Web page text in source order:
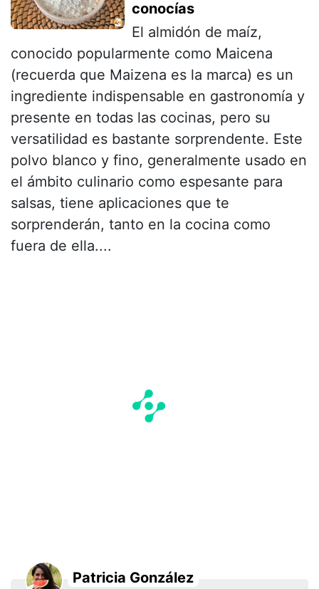
conocías
El almidón de maíz,
conocido popularmente como Maicena
(recuerda que Maizena es la marca) es un
ingrediente indispensable en gastronomía y
presente en todas las cocinas, pero su
versatilidad es bastante sorprendente. Este
polvo blanco y fino, generalmente usado en
el ámbito culinario como espesante para
salsas, tiene aplicaciones que te
sorprenderán, tanto en la cocina como
fuera de ella....
Patricia González